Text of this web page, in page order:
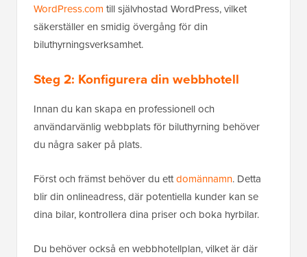
WordPress.com till självhostad WordPress, vilket
säkerställer en smidig övergång för din
biluthyrningsverksamhet.
Steg 2: Konfigurera din webbhotell
Innan du kan skapa en professionell och
användarvänlig webbplats för biluthyrning behöver
du några saker på plats.
Först och främst behöver du ettdomännamn. Detta
blir din onlineadress, där potentiella kunder kan se
dina bilar, kontrollera dina priser och boka hyrbilar.
Du behöver också en webbhotellplan, vilket är där